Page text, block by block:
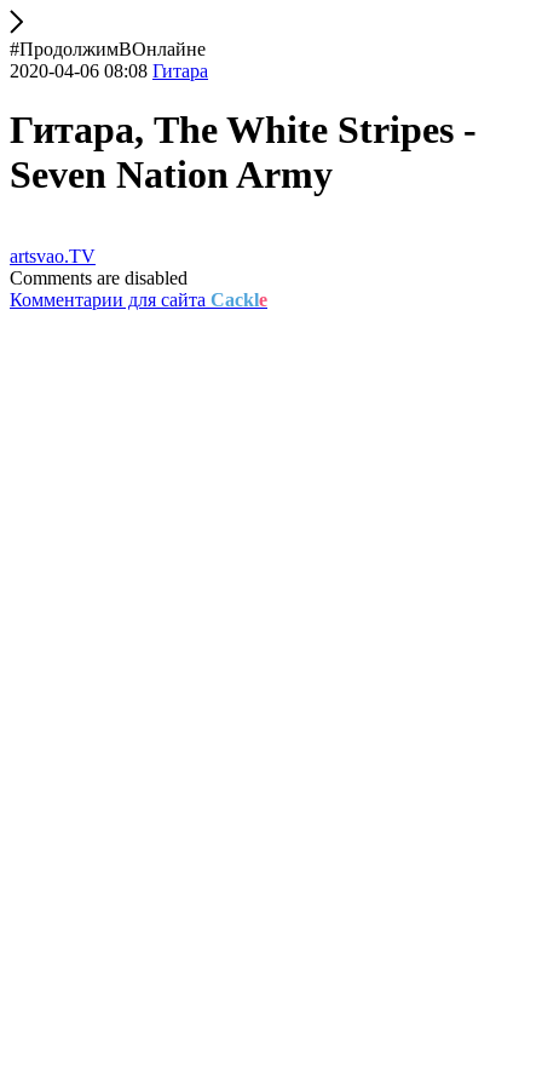
#ПродолжимВОнлайне
2020-04-06 08:08 Гитара
Гитара, The White Stripes -
Seven Nation Army
artsvao.TV
Comments are disabled
Комментарии для сайта Cackle